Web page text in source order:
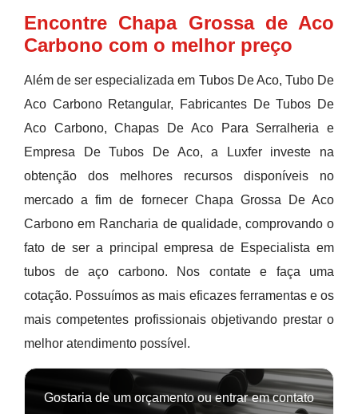
Encontre Chapa Grossa de Aco
Carbono com o melhor preço
Além de ser especializada em Tubos De Aco, Tubo De
Aco Carbono Retangular, Fabricantes De Tubos De
Aco Carbono, Chapas De Aco Para Serralheria e
Empresa De Tubos De Aco, a Luxfer investe na
obtenção dos melhores recursos disponíveis no
mercado a fim de fornecer Chapa Grossa De Aco
Carbono em Rancharia de qualidade, comprovando o
fato de ser a principal empresa de Especialista em
tubos de aço carbono. Nos contate e faça uma
cotação. Possuímos as mais eficazes ferramentas e os
mais competentes profissionais objetivando prestar o
melhor atendimento possível.
Gostaria de um orçamento ou entrar em contato